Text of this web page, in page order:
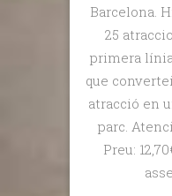
Barcelona.
25
primera
que
atracció en
parc.
Preu: